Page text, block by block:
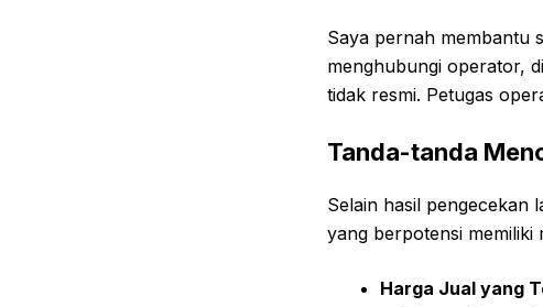
Saya pernah membantu
menghubungi operator,
tidak resmi. Petugas
Tanda-tanda
Selain hasil pengecekan
yang berpotensi memiliki
Harga Jual yang